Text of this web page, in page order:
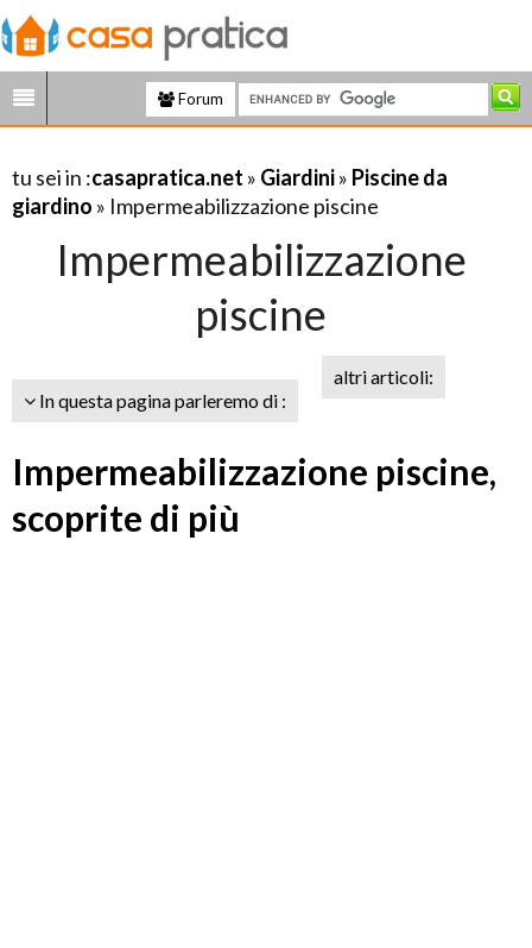
Forum
tu sei in :casapratica.net » Giardini» Piscine da
giardino » Impermeabilizzazione piscine
Impermeabilizzazione
piscine
In questa pagina parleremo di :
altri articoli:
Impermeabilizzazione piscine,
scoprite di più